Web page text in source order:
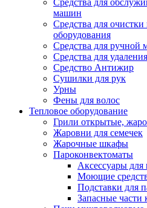
Средства для
машин
Средства для
оборудования
Средства для ручной
Средства для
Средство Антижир
Сушилки для рук
Урны
Фены для волос
Тепловое оборудование
Грили открытые,
Жаровни для семечек
Жарочные шкафы
Пароконвектоматы
Аксессуары для
Моющие
Подставки для
Запасные части